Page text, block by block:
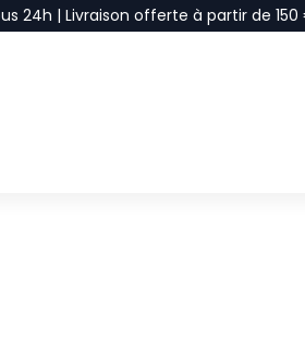
24h | Livraison offerte à partir de